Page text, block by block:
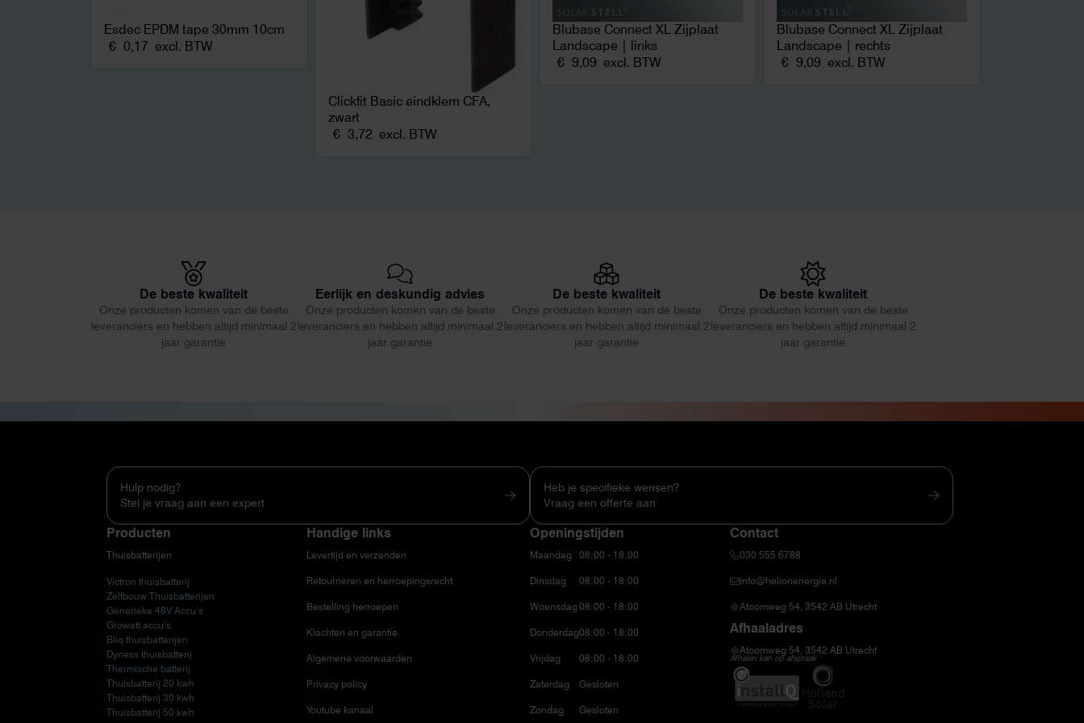
Esdec EPDM tape 30mm 10cm
€ 0,17 excl. BTW
Clickfit Basic eindklem CFA,
zwart
€ 3,72 excl. BTW
Blubase Connect XL Zijplaat
Landscape | links
€ 9,09 excl. BTW
Blubase Connect XL Zijplaat
Landscape | rechts
€ 9,09 excl. BTW
De beste kwaliteit
Onze producten komen van de beste
leveranciers en hebben altijd minimaal 2
jaar garantie
Eerlijk en deskundig advies
Onze producten komen van de beste
leveranciers en hebben altijd minimaal 2
jaar garantie
De beste kwaliteit
Onze producten komen van de beste
leveranciers en hebben altijd minimaal 2
jaar garantie
De beste kwaliteit
Onze producten komen van de beste
leveranciers en hebben altijd minimaal 2
jaar garantie
Hulp nodig?
Stel je vraag aan een expert
Producten
Thuisbatterijen
Victron thuisbatterij
Zelfbouw Thuisbatterijen
Generieke 48V Accu’s
Growatt accu’s
Bliq thuisbatterijen
Dyness thuisbatterij
Thermische batterij
Thuisbatterij 20 kwh
Thuisbatterij 30 kwh
Thuisbatterij 50 kwh
Handige links
Levertijd en verzenden
Retourneren en herroepingsrecht
Bestelling herroepen
Klachten en garantie
Algemene voorwaarden
Privacy policy
Youtube kanaal
Heb je specifieke wensen?
Vraag een offerte aan
Openingstijden
Maandag
Dinsdag
Woensdag
Donderdag
Vrijdag
Zaterdag
Zondag
08:00 - 18:00
08:00 - 18:00
08:00 - 18:00
08:00 - 18:00
08:00 - 18:00
Gesloten
Gesloten
Contact
030 555 6788
info@helionenergie.nl
Atoomweg 54, 3542 AB Utrecht
Afhaaladres
Atoomweg 54, 3542 AB Utrecht
Afhalen kan op afspraak